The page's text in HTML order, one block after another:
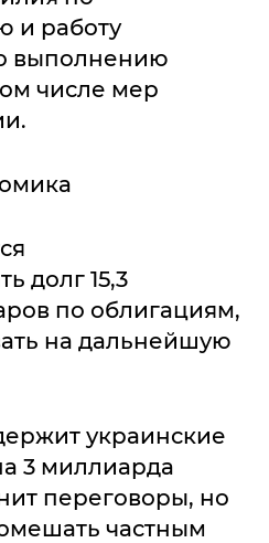
и работу
выполнению
числе мер
долг 15,3
по облигациям,
на дальнейшую
украинские
3 миллиарда
переговоры, но
частным